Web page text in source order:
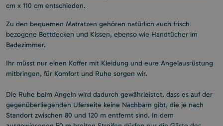
cm x 110 cm entschieden.
Zu den bequemen Matratzen gehören natürlich auch frisch
bezogene Bettdecken und Kissen, ebenso wie Handtücher im
Badezimmer.
Ihr müsst nur einen Koffer mit Kleidung und eure Angelausrüstung
mitbringen, für Komfort und Ruhe sorgen wir.
Die Ruhe beim Angeln wird dadurch gewährleistet, dass es auf der
gegenüberliegenden Uferseite keine Nachbarn gibt, die je nach
Standort zwischen 80 und 120 m entfernt sind. In dem